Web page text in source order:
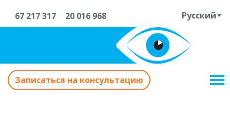
67 217 317 20 016 968 Русский
Записаться на консультацию